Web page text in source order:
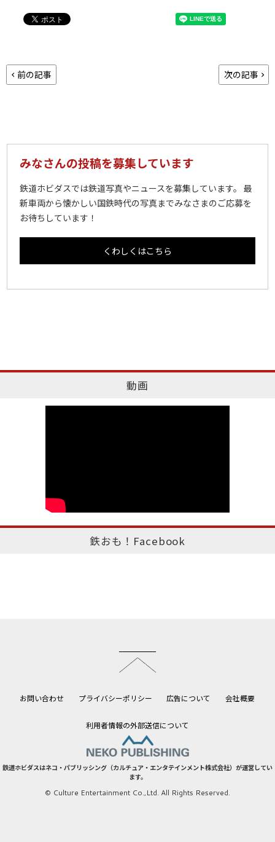
前の記事 次の記事
みなさんの投稿を募集しています
鉄道ホビダスでは鉄道写真やニュースを募集しています。 最
新車両から懐かしい国鉄時代の写真までみなさまのご応募を
お待ちしています！
くわしくはこちら
動画
鉄おも！Facebook
お問い合わせ プライバシーポリシー 広告について 会社概要
利用者情報の外部送信について
鉄道ホビダスはネコ・パブリッシング（カルチュア・エンタテインメント株式会社）が運営してい
ます。
© Culture Entertainment Co.,Ltd. All Rights Reserved.